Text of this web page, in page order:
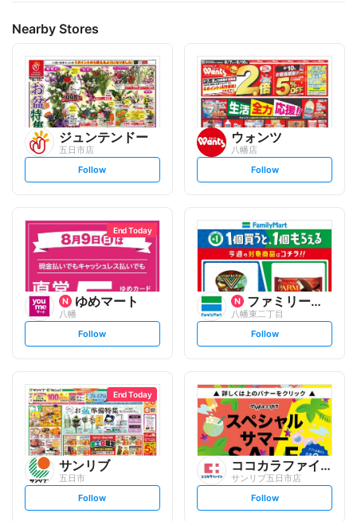
Nearby Stores
ジュンテンドー
五日市店
s
t
l
o
w
Follow
ウォンツ
八幡店
s
t
l
o
w
Follow
End Today
ゆめマート
八幡
s
t
o
w
Follow
ファミリーマート
八幡東二丁目
s
t
l
o
w
Follow
End Today
サンリブ
五日市
s
t
Follow
ココカラファイン
サンリブ五日市店
s
t
Follow